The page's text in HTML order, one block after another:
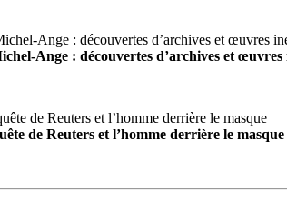
Ange : découvertes d’archives et
de Reuters et l’homme derrière le masque